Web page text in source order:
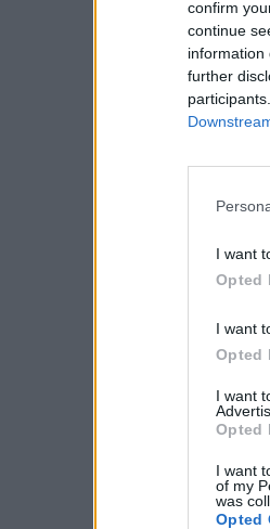
confirm
continue
information
further
I want
Opted
I want
Opted
I want
Opted
I want
of my
was
Opted